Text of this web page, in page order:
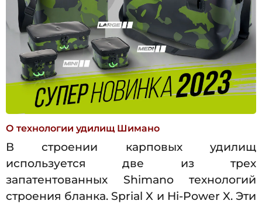
О технологии удилищ Шимано
В строении карповых удилищ
используется две из трех
запатентованных Shimano технологий
строения бланка. Sprial X и Hi-Power X. Эти